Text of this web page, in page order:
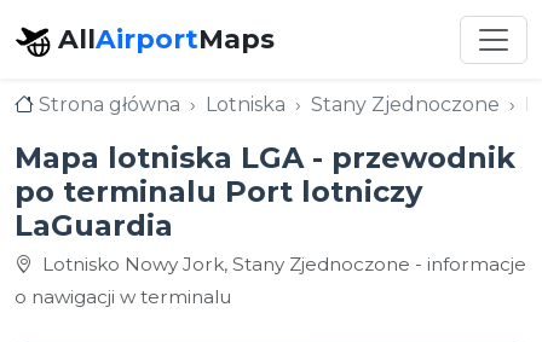
AllAirportMaps
Strona główna Lotniska Stany Zjednoczone
Mapa lotniska LGA - przewodnik
po terminalu Port lotniczy
LaGuardia
Lotnisko Nowy Jork, Stany Zjednoczone - informacje
o nawigacji w terminalu